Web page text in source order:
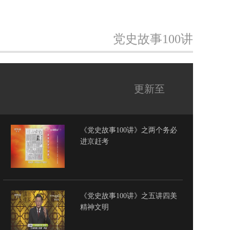
党史故事100讲
更新至
《党史故事100讲》之两个务必
进京赶考
《党史故事100讲》之五讲四美
精神文明